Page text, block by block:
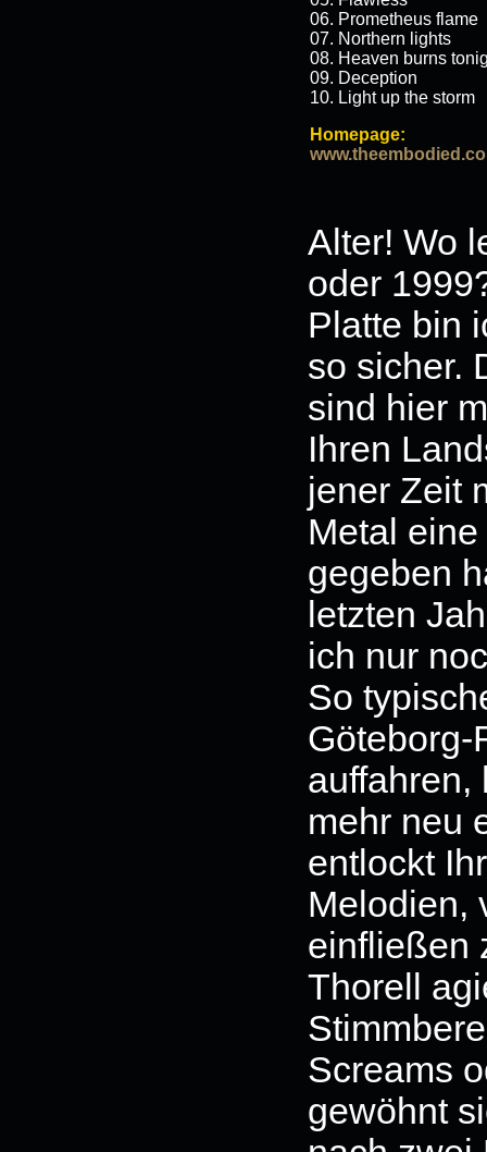
06. Prometheus flame
07. Northern lights
08. Heaven burns
09. Deception
10. Light up the storm
Homepage:
Alter! Wo
oder
Platte bin
so sicher.
sind hier
Ihren
jener Zeit
Metal
gegeben
letzten
ich nur
So
auffahren,
mehr neu
entlockt
Melodien,
einfließen
Thorell
Screams
gewöhnt